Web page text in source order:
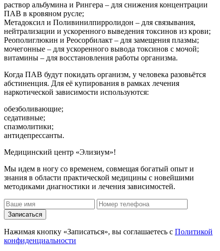
раствор альбумина и Рингера – для снижения концентрации
ПАВ в кровяном русле;
Метадоксил и Поливинилпирролидон – для связывания,
нейтрализации и ускоренного выведения токсинов из крови;
Реополиглюкин и Реосорбилакт – для замещения плазмы;
мочегонные – для ускоренного вывода токсинов с мочой;
витамины – для восстановления работы организма.
Когда ПАВ будут покидать организм, у человека разовьётся
абстиненция. Для её купирования в рамках лечения
наркотической зависимости используются:
обезболивающие;
седативные;
спазмолитики;
антидепрессанты.
Медицинский центр «Элизиум»!
Мы идем в ногу со временем, совмещая богатый опыт и
знания в области практической медицины с новейшими
методиками диагностики и лечения зависимостей.
Записаться
Нажимая кнопку «Записаться», вы соглашаетесь с Политикой
конфиденциальности